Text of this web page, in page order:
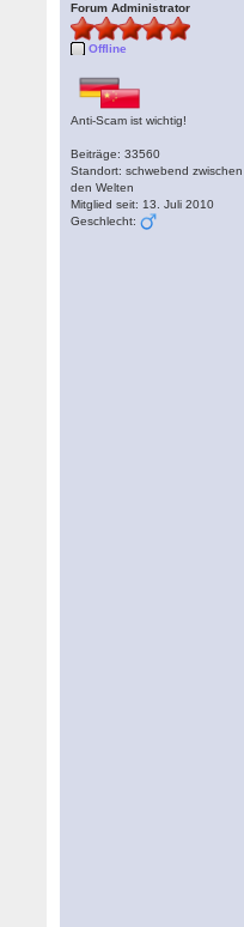
Forum Administrator
Offline
Anti-Scam ist wichtig!
Beiträge: 33560
Standort: schwebend zwischen
den Welten
Mitglied seit: 13. Juli 2010
Geschlecht: